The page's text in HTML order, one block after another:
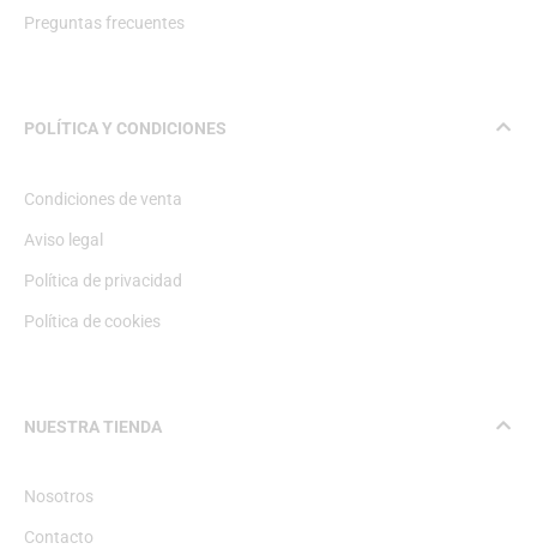
Preguntas frecuentes
POLÍTICA Y CONDICIONES
Condiciones de venta
Aviso legal
Política de privacidad
Política de cookies
NUESTRA TIENDA
Nosotros
Contacto